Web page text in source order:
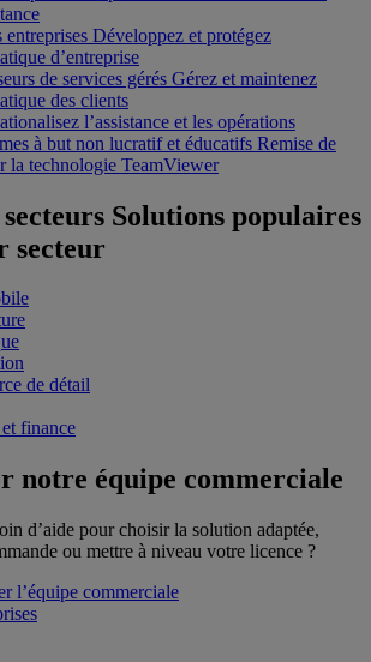
entreprises Développez et protégez
d’entreprise
de services gérés Gérez et maintenez
des clients
l’assistance et les opérations
à but non lucratif et éducatifs Remise de
la technologie TeamViewer
Solutions populaires
secteur
de détail
finance
notre équipe commerciale
d’aide pour choisir la solution adaptée,
ou mettre à niveau votre licence ?
l’équipe commerciale